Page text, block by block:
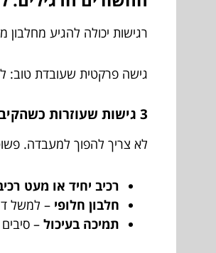
רגישות יכולה להגיע
גישה פרקטית שעובדת טוב:
3 גישות שעוזרות כשהקיבה עושה פרצוף
לא צריך להפוך למעבדה.
רכיב יחיד או מעט
חלבון חלופי – למשל
תמיכה בעיכול –